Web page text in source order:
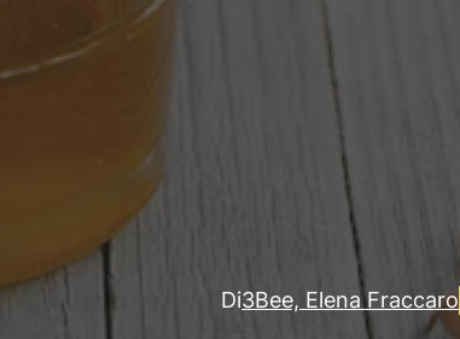
Di3Bee, Elena Fraccaro